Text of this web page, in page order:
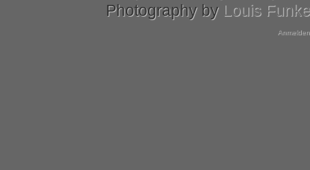
Photography by Louis Funke
Anmelden